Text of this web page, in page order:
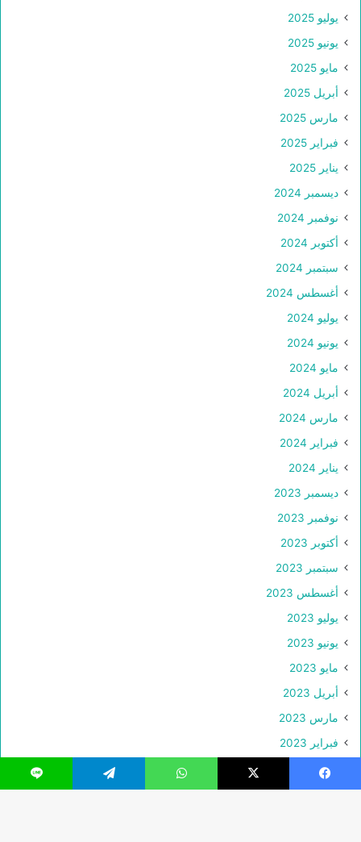
يوليو 2025
يونيو 2025
مايو 2025
أبريل 2025
مارس 2025
فبراير 2025
يناير 2025
ديسمبر 2024
نوفمبر 2024
أكتوبر 2024
سبتمبر 2024
أغسطس 2024
يوليو 2024
يونيو 2024
مايو 2024
أبريل 2024
مارس 2024
فبراير 2024
يناير 2024
ديسمبر 2023
نوفمبر 2023
أكتوبر 2023
سبتمبر 2023
أغسطس 2023
يوليو 2023
يونيو 2023
مايو 2023
أبريل 2023
مارس 2023
فبراير 2023
يناير 2023
ديسمبر 2022فيسبوك ‫X واتساب تيلقرام لاين